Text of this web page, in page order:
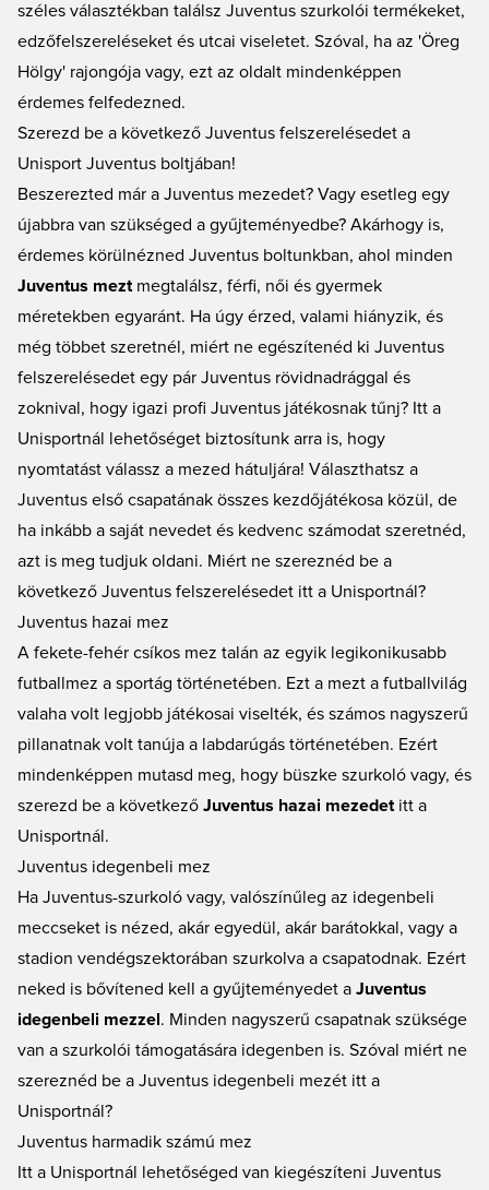
széles választékban találsz Juventus szurkolói termékeket,
edzőfelszereléseket és utcai viseletet. Szóval, ha az 'Öreg
Hölgy' rajongója vagy, ezt az oldalt mindenképpen
érdemes felfedezned.
Szerezd be a következő Juventus felszerelésedet a
Unisport Juventus boltjában!
Beszerezted már a Juventus mezedet? Vagy esetleg egy
újabbra van szükséged a gyűjteményedbe? Akárhogy is,
érdemes körülnézned Juventus boltunkban, ahol minden
Juventus mezt megtalálsz, férfi, női és gyermek
méretekben egyaránt. Ha úgy érzed, valami hiányzik, és
még többet szeretnél, miért ne egészítenéd ki Juventus
felszerelésedet egy pár Juventus rövidnadrággal és
zoknival, hogy igazi profi Juventus játékosnak tűnj? Itt a
Unisportnál lehetőséget biztosítunk arra is, hogy
nyomtatást válassz a mezed hátuljára! Választhatsz a
Juventus első csapatának összes kezdőjátékosa közül, de
ha inkább a saját nevedet és kedvenc számodat szeretnéd,
azt is meg tudjuk oldani. Miért ne szereznéd be a
következő Juventus felszerelésedet itt a Unisportnál?
Juventus hazai mez
A fekete-fehér csíkos mez talán az egyik legikonikusabb
futballmez a sportág történetében. Ezt a mezt a futballvilág
valaha volt legjobb játékosai viselték, és számos nagyszerű
pillanatnak volt tanúja a labdarúgás történetében. Ezért
mindenképpen mutasd meg, hogy büszke szurkoló vagy, és
szerezd be a következő Juventus hazai mezedet itt a
Unisportnál.
Juventus idegenbeli mez
Ha Juventus-szurkoló vagy, valószínűleg az idegenbeli
meccseket is nézed, akár egyedül, akár barátokkal, vagy a
stadion vendégszektorában szurkolva a csapatodnak. Ezért
neked is bővítened kell a gyűjteményedet a Juventus
idegenbeli mezzel. Minden nagyszerű csapatnak szüksége
van a szurkolói támogatására idegenben is. Szóval miért ne
szereznéd be a Juventus idegenbeli mezét itt a
Unisportnál?
Juventus harmadik számú mez
Itt a Unisportnál lehetőséged van kiegészíteni Juventus